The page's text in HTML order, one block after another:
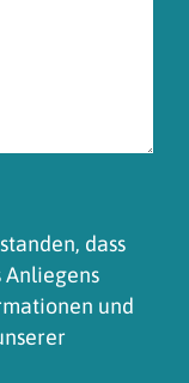
dass
und